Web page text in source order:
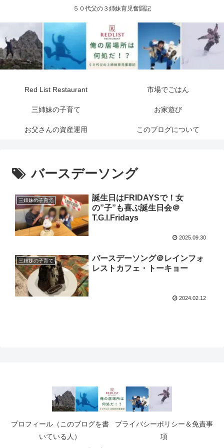
５０代父の３姉妹育児奮闘記
Red List Restaurant 市場でごはん
三姉妹の子育て お家遊び
お父さんの資産運用 このブログについて
バースデーソング
三姉妹の子育て
誕生日はFRIDAYSで！女
の”子”も喜ぶ誕生日会＠
T.G.I.Fridays
2025.09.30
三姉妹の子育て
バースデーソング＠レインフォ
レストカフェ・トーキョー
2024.02.12
プロフィール（このブログを書
いている人）
プライバシーポリシー＆免責事
項